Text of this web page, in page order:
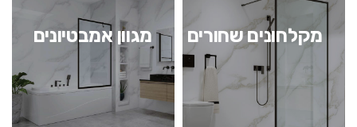
מקלחונים שחורים מגוון אמבטיונים